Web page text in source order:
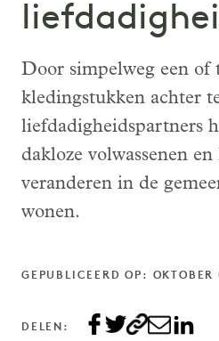
Door simpelweg een of
kledingstukken achter
liefdadigheidspartners
dakloze volwassenen
veranderen in de
wonen.
GEPUBLICEERD OP:
DELEN: